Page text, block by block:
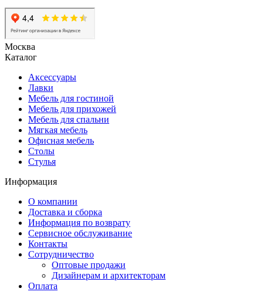
Москва
Каталог
Аксессуары
Лавки
Мебель для гостиной
Мебель для прихожей
Мебель для спальни
Мягкая мебель
Офисная мебель
Столы
Стулья
Информация
О компании
Доставка и сборка
Информация по возврату
Сервисное обслуживание
Контакты
Сотрудничество
Оптовые продажи
Дизайнерам и архитекторам
Оплата